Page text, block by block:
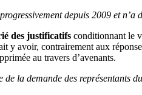
depuis 2009 et n’a
des justificatifs conditionnant le
y avoir, contrairement aux
au travers d’avenants.
de la demande des